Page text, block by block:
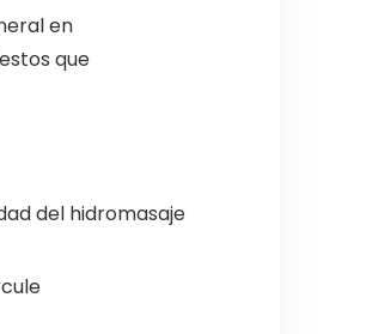
en
que
del hidromasaje